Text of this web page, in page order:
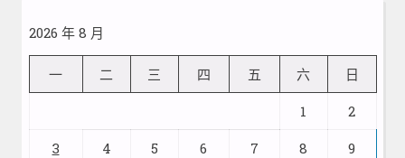
2026 年 8 月
一 二 三 四 五 六 日
1 2
3 4 5 6 7 8 9